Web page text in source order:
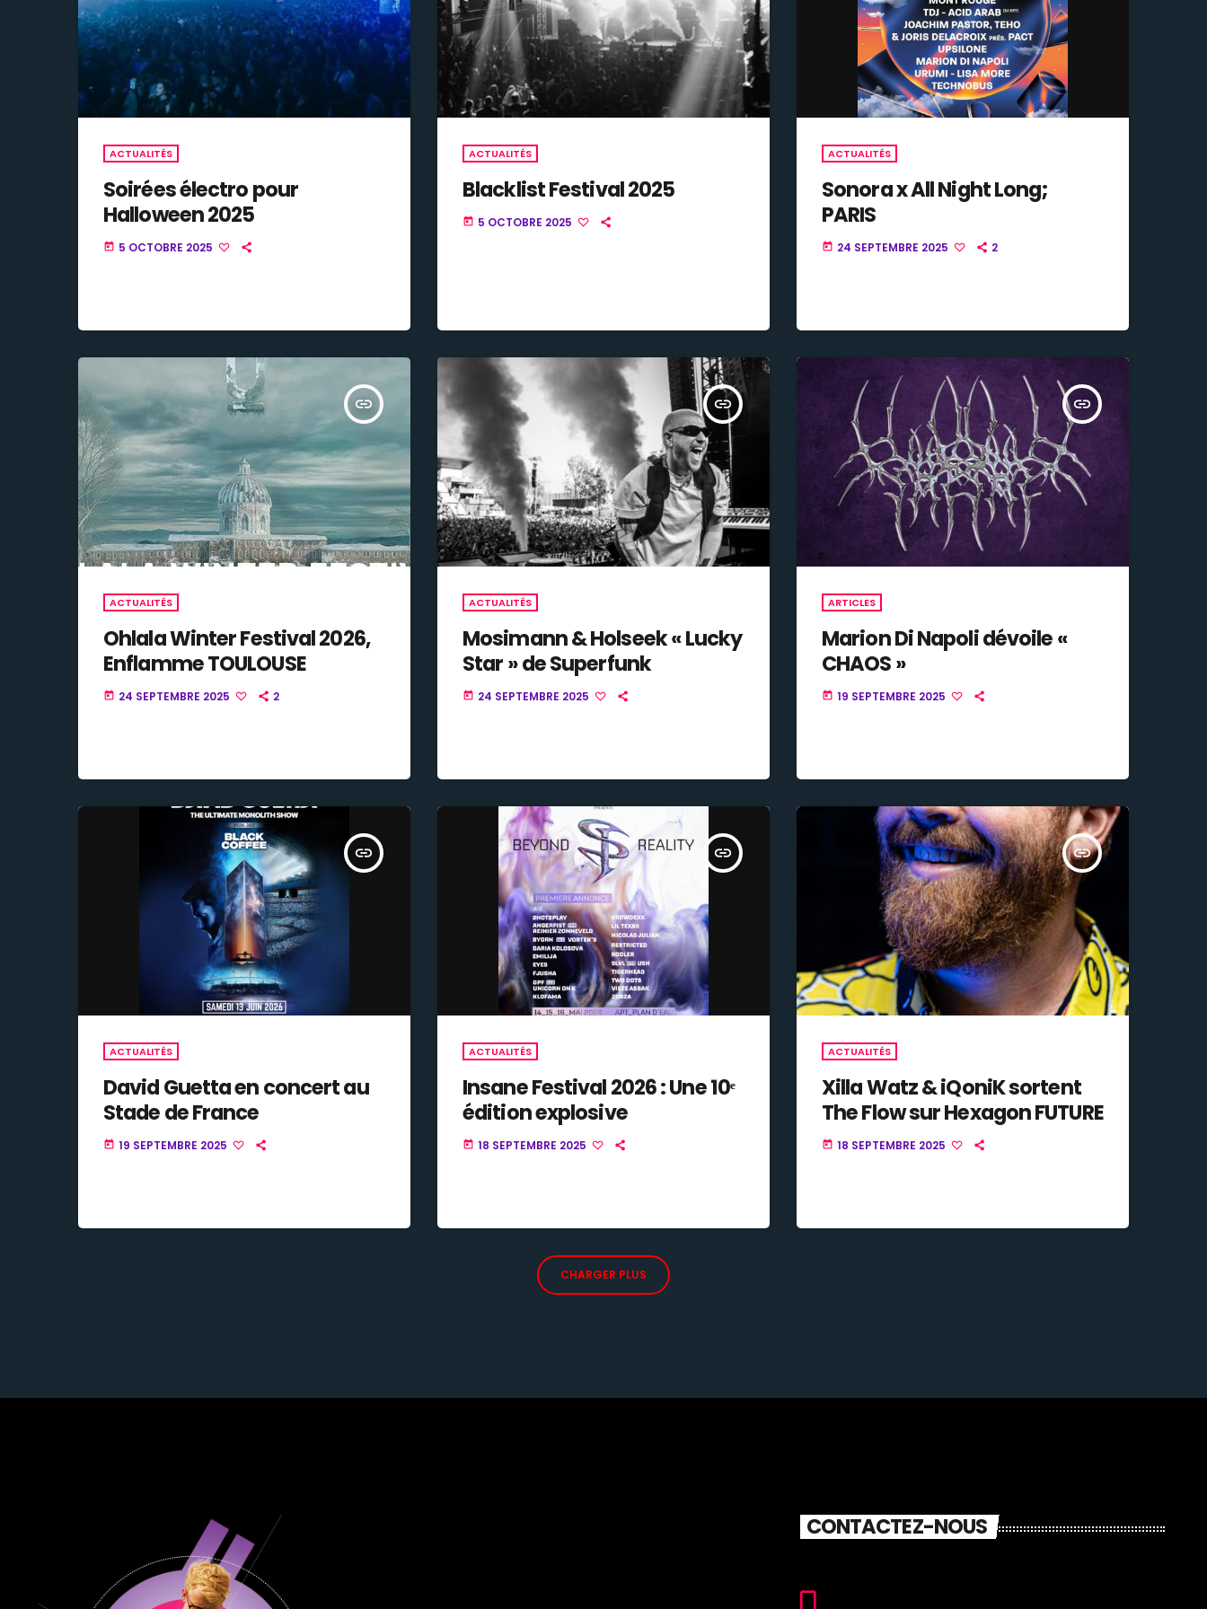
ACTUALITÉS
Soirées électro pour
Halloween 2025
today 5 OCTOBRE 2025
ACTUALITÉS
Blacklist Festival 2025
today 5 OCTOBRE 2025
ACTUALITÉS
Sonora x All Night Long;
PARIS
today 24 SEPTEMBRE 2025 2
insert_link
ACTUALITÉS
Ohlala Winter Festival 2026,
Enflamme TOULOUSE
today 24 SEPTEMBRE 2025 2
insert_link
ACTUALITÉS
Mosimann & Holseek « Lucky
Star » de Superfunk
today 24 SEPTEMBRE 2025
insert_link
ARTICLES
Marion Di Napoli dévoile «
CHAOS »
today 19 SEPTEMBRE 2025
insert_link
ACTUALITÉS
David Guetta en concert au
Stade de France
today 19 SEPTEMBRE 2025
insert_link
ACTUALITÉS
Insane Festival 2026 : Une 10ᵉ
édition explosive
today 18 SEPTEMBRE 2025
insert_link
ACTUALITÉS
Xilla Watz & iQoniK sortent
The Flow sur Hexagon FUTURE
today 18 SEPTEMBRE 2025
CHARGER PLUS
CONTACTEZ-NOUS